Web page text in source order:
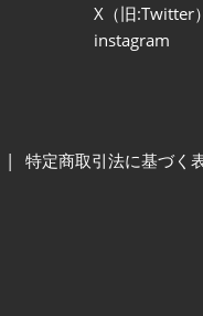
X（旧:Twitter）
instagram
特定商取引法に基づく